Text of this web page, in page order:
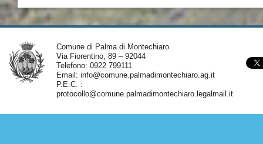
Comune di Palma di Montechiaro
Via Fiorentino, 89 – 92044
Telefono: 0922 799111
Email: info@comune.palmadimontechiaro.ag.it
P.E.C. :
protocollo@comune.palmadimontechiaro.legalmail.it